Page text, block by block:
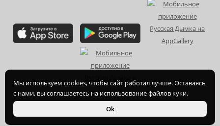
Мы используем cookies, чтобы сайт работал лучше. Оставаясь
с нами, вы соглашаетесь на использование файлов куки.
Ok
2015-
© ООО Торгово-производственная компания Ханхи,
ОГРН 1164350070720